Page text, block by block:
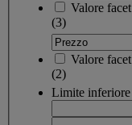
Valore facet
(3)
Valore facet
(2)
Limite inferiore